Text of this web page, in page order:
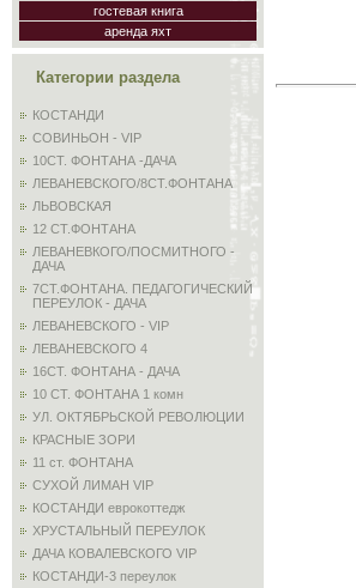
гостевая книга
аренда яхт
Категории раздела
КОСТАНДИ
СОВИНЬОН - VIP
10СТ. ФОНТАНА -ДАЧА
ЛЕВАНЕВСКОГО/8СТ.ФОНТАНА
ЛЬВОВСКАЯ
12 СТ.ФОНТАНА
ЛЕВАНЕВКОГО/ПОСМИТНОГО -
ДАЧА
7СТ.ФОНТАНА. ПЕДАГОГИЧЕСКИЙ
ПЕРЕУЛОК - ДАЧА
ЛЕВАНЕВСКОГО - VIP
ЛЕВАНЕВСКОГО 4
16СТ. ФОНТАНА - ДАЧА
10 СТ. ФОНТАНА 1 комн
УЛ. ОКТЯБРЬСКОЙ РЕВОЛЮЦИИ
КРАСНЫЕ ЗОРИ
11 ст. ФОНТАНА
СУХОЙ ЛИМАН VIP
КОСТАНДИ еврокоттедж
ХРУСТАЛЬНЫЙ ПЕРЕУЛОК
ДАЧА КОВАЛЕВСКОГО VIP
КОСТАНДИ-3 переулок